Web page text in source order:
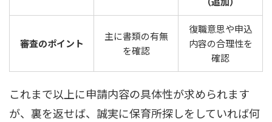
審査のポイント
主に書類の有無
を確認
復職意思や申込
内容の合理性を
確認
これまで以上に申請内容の具体性が求められます
が、裏を返せば、誠実に保育所探しをしていれば何